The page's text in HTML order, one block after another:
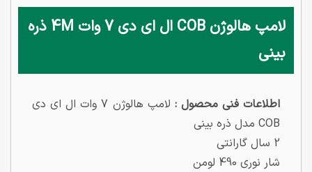
لامپ هالوژن COB ال ای دی 7 وات 4M ذره
بینی
اطلاعات فنی محصول :
لامپ هالوژن 7 وات ال ای دی
COB مدل ذره بینی
2 سال گارانتی
شار نوری 490 لومن